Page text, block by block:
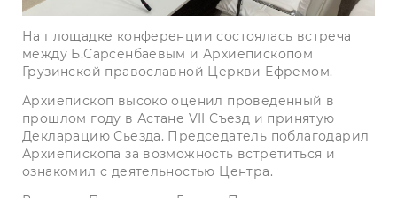
На площадке конференции состоялась встреча
между Б.Сарсенбаевым и Архиепископом
Грузинской православной Церкви Ефремом.
Архиепископ высоко оценил проведенный в
прошлом году в Астане VII Съезд и принятую
Декларацию Сьезда. Председатель поблагодарил
Архиепископа за возможность встретиться и
ознакомил с деятельностью Центра.